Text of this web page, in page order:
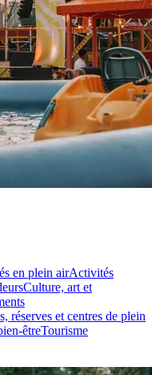
en plein airActivités
Culture, art et
réserves et centres de plein
êtreTourisme